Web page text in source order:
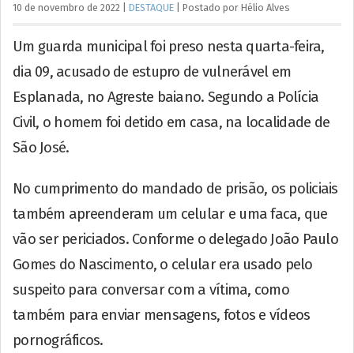
10 de novembro de 2022 DESTAQUE Postado por Hélio Alves
Um guarda municipal foi preso nesta quarta-feira,
dia 09, acusado de estupro de vulnerável em
Esplanada, no Agreste baiano. Segundo a Polícia
Civil, o homem foi detido em casa, na localidade de
São José.
No cumprimento do mandado de prisão, os policiais
também apreenderam um celular e uma faca, que
vão ser periciados. Conforme o delegado João Paulo
Gomes do Nascimento, o celular era usado pelo
suspeito para conversar com a vítima, como
também para enviar mensagens, fotos e vídeos
pornográficos.